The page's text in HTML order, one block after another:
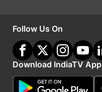
Follow Us On
Download IndiaTV App